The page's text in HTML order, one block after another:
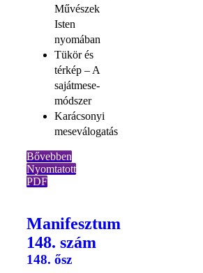
Művészek
Isten
nyomában
Tükör és
térkép – A
sajátmese-
módszer
Karácsonyi
meseválogatás
Bővebben
Nyomtatott
PDF
Manifesztum
148. szám
148. ősz